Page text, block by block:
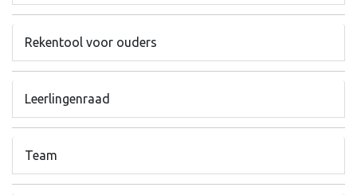
Rekentool voor ouders
Leerlingenraad
Team